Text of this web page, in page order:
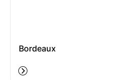
Bordeaux